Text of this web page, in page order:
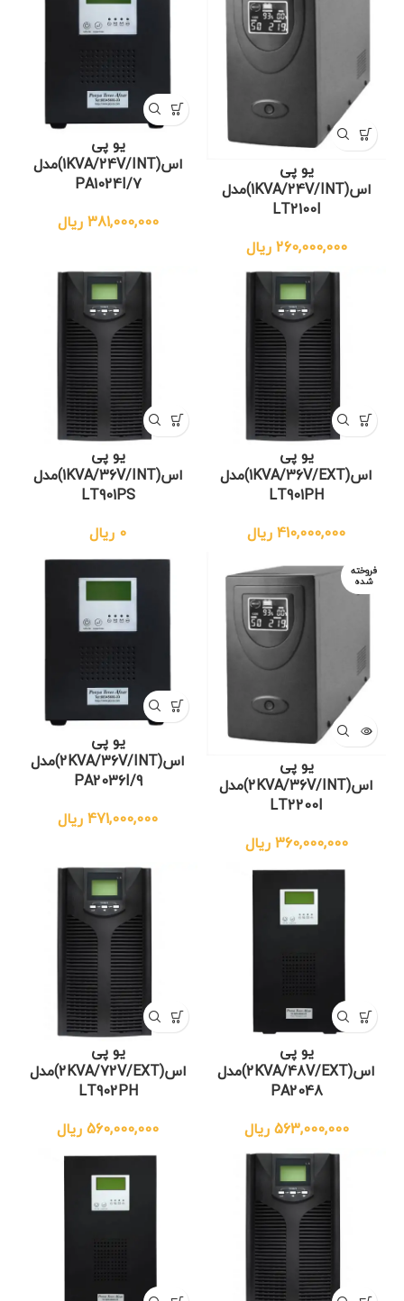
یو پی
اس(1KVA/24V/INT)مدل
LT2100I
260,000,000ریال
یو پی
اس(1KVA/24V/INT)مدل
PA1024I/7
381,000,000ریال
یو پی
اس(1KVA/36V/EXT)مدل
LT901PH
410,000,000ریال
یو پی
اس(1KVA/36V/INT)مدل
LT901PS
0 ریال
فروخته
شده
یو پی
اس(2KVA/36V/INT)مدل
LT2200I
360,000,000ریال
یو پی
اس(2KVA/36V/INT)مدل
PA2036I/9
471,000,000ریال
یو پی
اس(2KVA/48V/EXT)مدل
PA2048
563,000,000ریال
یو پی
اس(2KVA/72V/EXT)مدل
LT902PH
560,000,000ریال